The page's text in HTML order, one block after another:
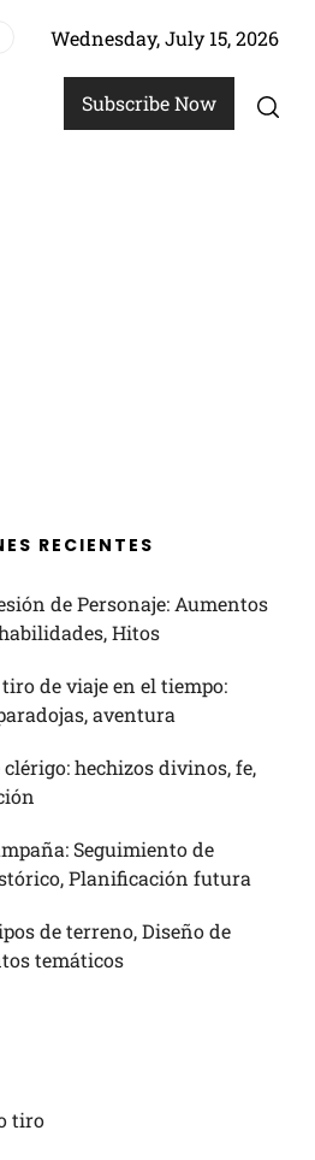
Wednesday, July 15, 2026
Subscribe Now
RECIENTES
de Personaje: Aumentos
Hitos
de viaje en el tiempo:
aventura
hechizos divinos, fe,
Seguimiento de
Planificación futura
de terreno, Diseño de
temáticos
tiro